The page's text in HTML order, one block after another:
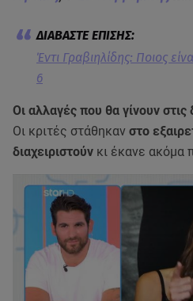
Έντι Γραβιηλίδης: Ποιος
6
Οι αλλαγές που θα γίνουν στις
Οι κριτές στάθηκαν στο
διαχειριστούν κι έκανε ακόμα